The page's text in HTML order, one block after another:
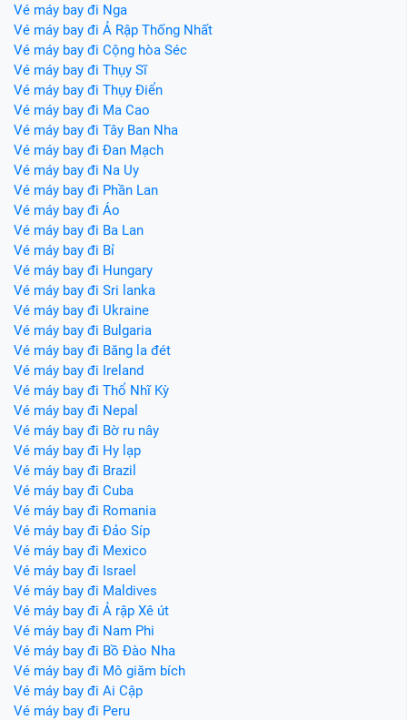
Vé máy bay đi Nga
Vé máy bay đi Ả Rập Thống Nhất
Vé máy bay đi Cộng hòa Séc
Vé máy bay đi Thụy Sĩ
Vé máy bay đi Thụy Điển
Vé máy bay đi Ma Cao
Vé máy bay đi Tây Ban Nha
Vé máy bay đi Đan Mạch
Vé máy bay đi Na Uy
Vé máy bay đi Phần Lan
Vé máy bay đi Áo
Vé máy bay đi Ba Lan
Vé máy bay đi Bỉ
Vé máy bay đi Hungary
Vé máy bay đi Sri lanka
Vé máy bay đi Ukraine
Vé máy bay đi Bulgaria
Vé máy bay đi Băng la đét
Vé máy bay đi Ireland
Vé máy bay đi Thổ Nhĩ Kỳ
Vé máy bay đi Nepal
Vé máy bay đi Bờ ru nây
Vé máy bay đi Hy lạp
Vé máy bay đi Brazil
Vé máy bay đi Cuba
Vé máy bay đi Romania
Vé máy bay đi Đảo Síp
Vé máy bay đi Mexico
Vé máy bay đi Israel
Vé máy bay đi Maldives
Vé máy bay đi Ả rập Xê út
Vé máy bay đi Nam Phi
Vé máy bay đi Bồ Đào Nha
Vé máy bay đi Mô giăm bích
Vé máy bay đi Ai Cập
Vé máy bay đi Peru